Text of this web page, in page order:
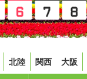
北陸 関西 大阪